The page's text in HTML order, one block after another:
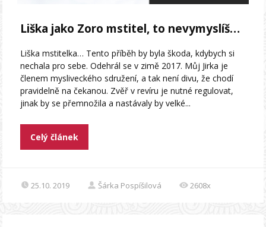
Liška jako Zoro mstitel, to nevymyslíš…
Liška mstitelka… Tento příběh by byla škoda, kdybych si
nechala pro sebe. Odehrál se v zimě 2017. Můj Jirka je
členem mysliveckého sdružení, a tak není divu, že chodí
pravidelně na čekanou. Zvěř v revíru je nutné regulovat,
jinak by se přemnožila a nastávaly by velké...
Celý článek
25.10. 2019 Šárka Pospíšilová 2608x